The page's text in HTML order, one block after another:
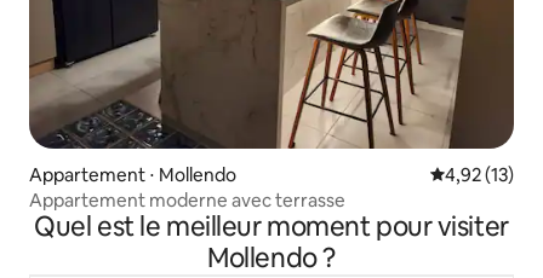
Appartement ⋅ Mollendo Évaluation
4,92 (13)
Appartement moderne avec terrasse
Quel est le meilleur moment pour visiter
Mollendo ?